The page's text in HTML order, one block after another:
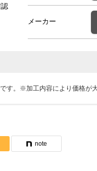
メーカー
。※加工内容により価格が
note